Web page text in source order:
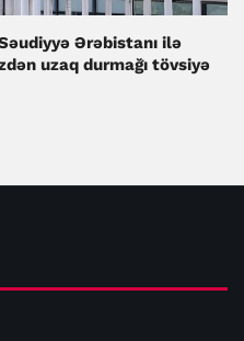
Ərəbistanı ilə
uzaq durmağı tövsiyə